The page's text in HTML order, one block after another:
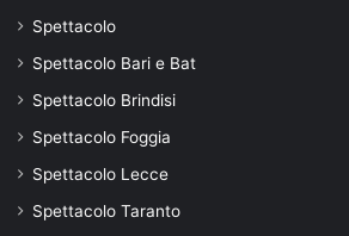
Spettacolo
Spettacolo Bari e Bat
Spettacolo Brindisi
Spettacolo Foggia
Spettacolo Lecce
Spettacolo Taranto